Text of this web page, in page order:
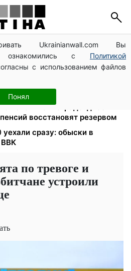
Ukrainianwall.com Вы
ознакомились с Политикой
с использованием файлов
Понял
поручил СНБО
за систематические
стипендии ×2:
выплаты с сентября
в Павлограде: двое
восстановят резервом
сразу: обыски в
по тревоге и
устроили